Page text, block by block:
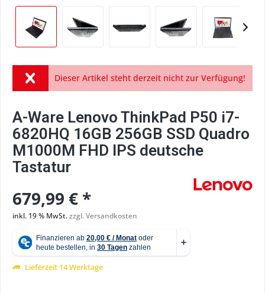
Dieser Artikel steht derzeit nicht zur Verfügung!
A-Ware Lenovo ThinkPad P50 i7-
6820HQ 16GB 256GB SSD Quadro
M1000M FHD IPS deutsche
Tastatur
679,99 € *
inkl. 19 % MwSt.zzgl. Versandkosten
Lieferzeit 14 Werktage